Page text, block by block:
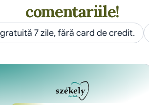
comentariile!
7 zile, fără card de credit.